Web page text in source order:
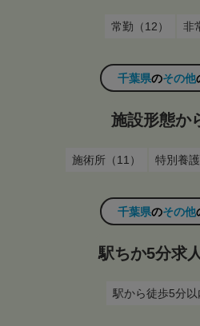
常勤（12） 非
千葉県のその他
施設形態か
施術所（11） 特別養
千葉県のその他
駅ちか5分求
駅から徒歩5分以